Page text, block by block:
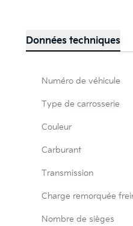
Données techniques
Numéro de véhicule
Type de carrosserie
Couleur
Carburant
Transmission
Charge remorquée
Nombre de sièges